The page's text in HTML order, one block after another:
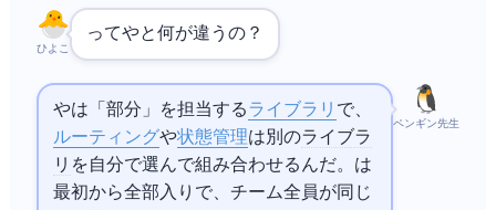
ひよこ
Angularってやと何が違うの？
ペンギン先生
やは「 部分」を担当するライブラリ で、
ルーティングや状態管理は別のライブラ
リ を自分で選んで組み合わせるんだ。Angularは
最初から全部入りで、チーム全員が同じ